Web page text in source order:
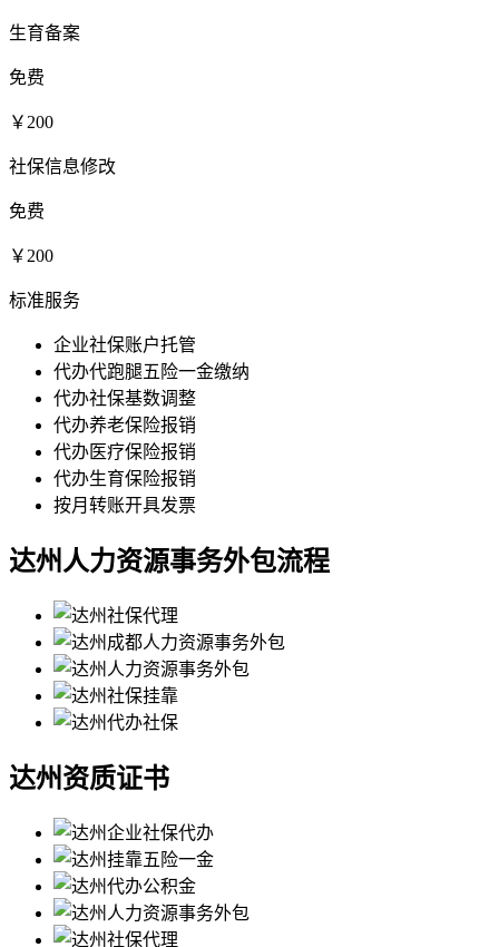
生育备案
免费
￥200
社保信息修改
免费
￥200
标准服务
企业社保账户托管
代办代跑腿五险一金缴纳
代办社保基数调整
代办养老保险报销
代办医疗保险报销
代办生育保险报销
按月转账开具发票
达州人力资源事务外包流程
达州资质证书